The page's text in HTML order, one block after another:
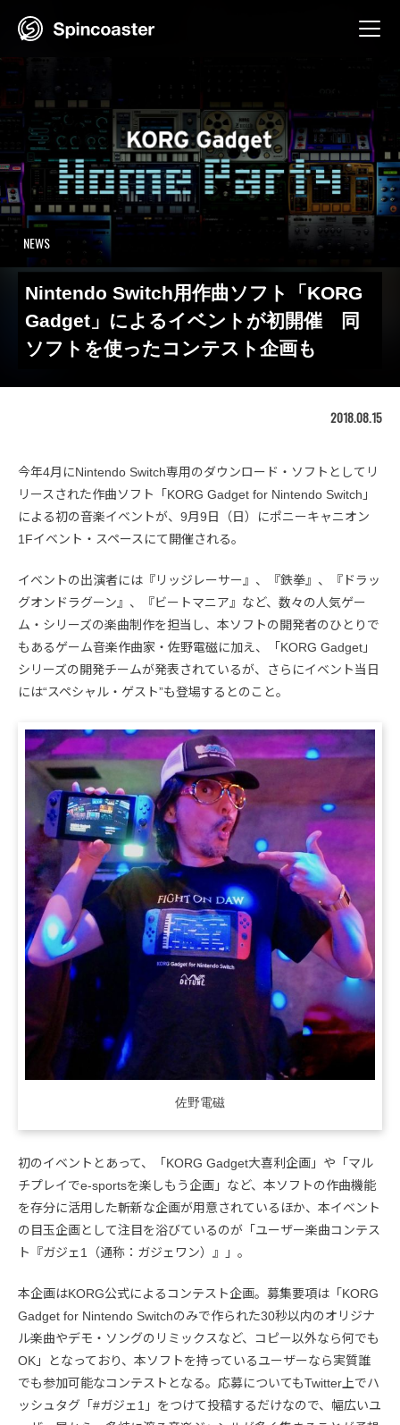
NEWS
Nintendo Switch用作曲ソフト「KORG
Gadget」によるイベントが初開催 同
ソフトを使ったコンテスト企画も
2018.08.15
今年4月にNintendo Switch専用のダウンロード・ソフトとしてリ
リースされた作曲ソフト「KORG Gadget for Nintendo Switch」
による初の音楽イベントが、9月9日（日）にポニーキャニオン
1Fイベント・スペースにて開催される。
イベントの出演者には『リッジレーサー』、『鉄拳』、『ドラッ
グオンドラグーン』、『ビートマニア』など、数々の人気ゲー
ム・シリーズの楽曲制作を担当し、本ソフトの開発者のひとりで
もあるゲーム音楽作曲家・佐野電磁に加え、「KORG Gadget」
シリーズの開発チームが発表されているが、さらにイベント当日
には“スペシャル・ゲスト”も登場するとのこと。
佐野電磁
初のイベントとあって、「KORG Gadget大喜利企画」や「マル
チプレイでe-sportsを楽しもう企画」など、本ソフトの作曲機能
を存分に活用した斬新な企画が用意されているほか、本イベント
の目玉企画として注目を浴びているのが「ユーザー楽曲コンテス
ト『ガジェ1（通称：ガジェワン）』」。
本企画はKORG公式によるコンテスト企画。募集要項は「KORG
Gadget for Nintendo Switchのみで作られた30秒以内のオリジナ
ル楽曲やデモ・ソングのリミックスなど、コピー以外なら何でも
OK」となっており、本ソフトを持っているユーザーなら実質誰
でも参加可能なコンテストとなる。応募についてもTwitter上でハ
ッシュタグ「#ガジェ1」をつけて投稿するだけなので、幅広いユ